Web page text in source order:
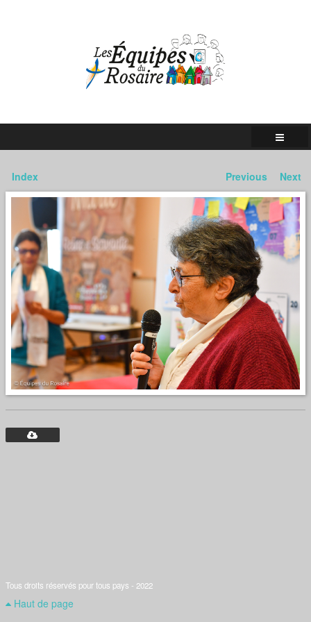
Index Previous Next
Tous droits réservés pour tous pays - 2022
Haut de page